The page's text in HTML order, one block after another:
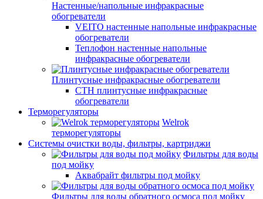
Настенные/напольные инфракрасные
обогреватели
VEITO настенные напольные инфракрасные
обогреватели
Теплофон настенные напольные
инфракрасные обогреватели
Плинтусные инфракрасные обогреватели
СТН плинтусные инфракрасные
обогреватели
Терморегуляторы
Welrok
терморегуляторы
Системы очистки воды, фильтры, картриджи
Фильтры для воды
под мойку
Аквабрайт фильтры под мойку
Фильтры для воды обратного осмоса под мойку